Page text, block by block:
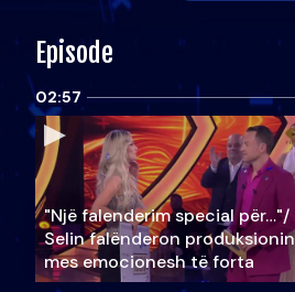
Episode
02:57
"Një falenderim special për…"/
Selin falënderon produksionin
mes emocionesh të forta